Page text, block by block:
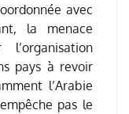
avec
la menace
pays à revoir
l’Arabie
pas le